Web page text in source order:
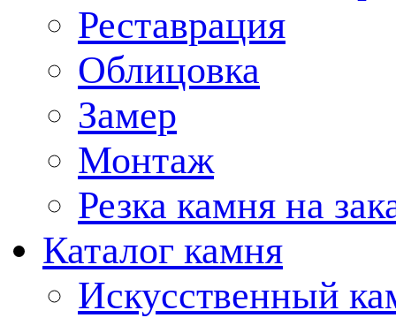
Реставрация
Облицовка
Замер
Монтаж
Резка камня на
Каталог камня
Искусственный